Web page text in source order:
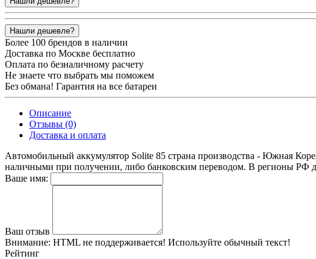
Нашли дешевле?
Более 100 брендов в наличии
Доставка по Москве бесплатно
Оплата по безналичному расчету
Не знаете что выбрать мы поможем
Без обмана! Гарантия на все батареи
Описание
Отзывы (0)
Доставка и оплата
Автомобильный аккумулятор Solite 85 страна производства - Южная
наличными при получении, либо банковским переводом. В регионы РФ
Ваше имя:
Ваш отзыв
Внимание: HTML не поддерживается! Используйте обычный текст!
Рейтинг